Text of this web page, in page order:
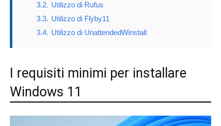
3.2. Utilizzo di Rufus
3.3. Utilizzo di Flyby11
3.4. Utilizzo di UnattendedWinstall
I requisiti minimi per installare
Windows 11